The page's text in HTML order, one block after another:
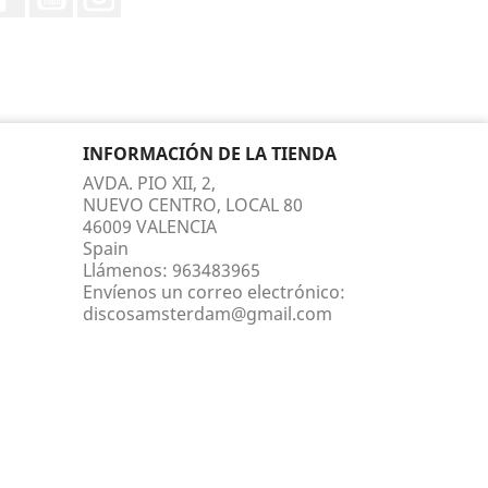
INFORMACIÓN DE LA TIENDA
AVDA. PIO XII, 2,
NUEVO CENTRO, LOCAL 80
46009 VALENCIA
Spain
Llámenos: 963483965
Envíenos un correo electrónico:
discosamsterdam@gmail.com